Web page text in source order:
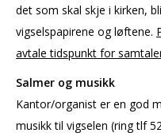
det som skal skje i kirken,
vigselspapirene og løftene.
avtale tidspunkt for
Salmer og musikk
Kantor/organist er en god
musikk til vigselen (ring tlf